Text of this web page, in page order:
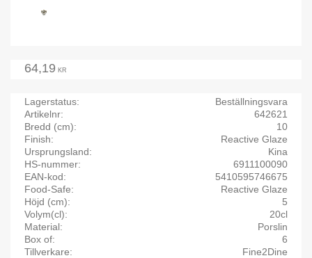
64,19 KR
Lagerstatus
Beställningsvara
Artikelnr
642621
Bredd (cm)
10
Finish
Reactive Glaze
Ursprungsland
Kina
HS-nummer
6911100090
EAN-kod
5410595746675
Food-Safe
Reactive Glaze
Höjd (cm)
5
Volym(cl)
20cl
Material
Porslin
Box of
6
Tillverkare
Fine2Dine